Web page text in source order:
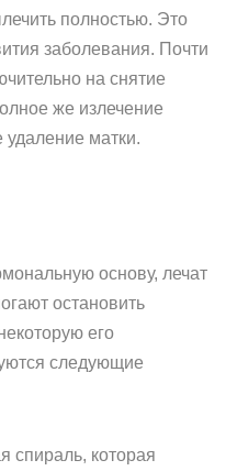
полностью. Это
заболевания. Почти
на снятие
же излечение
удаление матки.
основу, лечат
остановить
его
следующие
спираль, которая